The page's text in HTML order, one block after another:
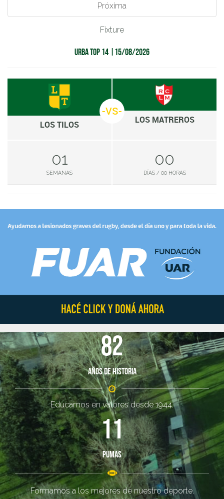
Próxima
Fixture
URBA TOP 14 |15/08/2026
LOS TILOS
VS
LOS MATREROS
01
SEMANAS
00
DÍAS / 00 HORAS
82
Años de historia
Educamos en valores desde 1944.
11
Pumas
Formamos a los mejores de nuestro deporte.